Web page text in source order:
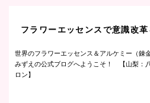
フラワーエッセンスで意識改革
世界のフラワーエッセンス＆アルケミー（
みずえの公式ブログへようこそ！ 【山梨：
ロン】